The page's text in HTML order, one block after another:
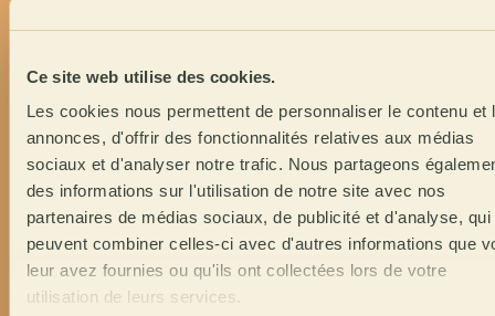
Ce site web utilise des cookies.
Les cookies nous permettent de personnaliser le contenu et
annonces, d'offrir des fonctionnalités relatives aux médias
sociaux et d'analyser notre trafic. Nous partageons
des informations sur l'utilisation de notre site avec nos
partenaires de médias sociaux, de publicité et d'analyse, qui
peuvent combiner celles-ci avec d'autres informations que
leur avez fournies ou qu'ils ont collectées lors de votre
utilisation de leurs services.